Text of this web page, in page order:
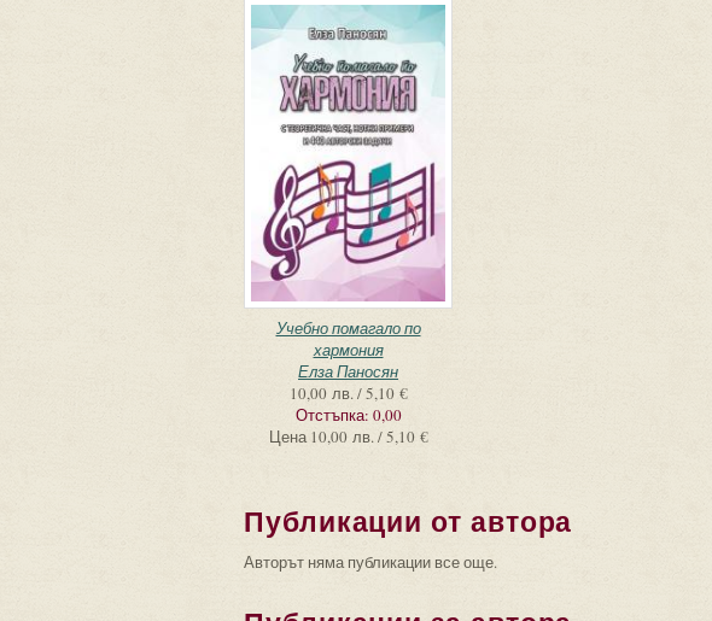
Учебно помагало по
хармония
Елза Паносян
10,00 лв. / 5,10 €
Отстъпка: 0,00
Цена 10,00 лв. / 5,10 €
Публикации от автора
Авторът няма публикации все още.